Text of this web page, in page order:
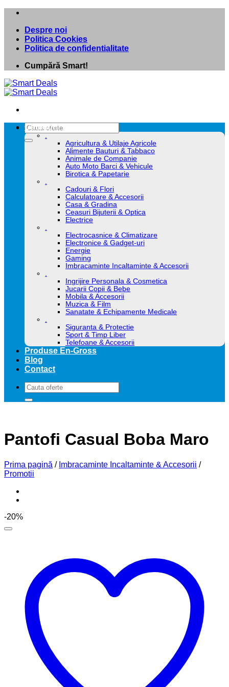
Skip
contentDespre noi
Politica Cookies
Politica de confidentialitate
Cumpără Smart!
Caută
după:
Categorii
.
Agricultura & Utilaje Agricole
Alimente Bauturi & Tabbaco
Animale de Companie
Auto Moto Barci & Vehicule
Birotica & Papetarie
.
Cadouri & Flori
Calculatoare & Accesorii
Casa & Gradina
Ceasuri Bijuterii & Optica
Electrice
.
Electrocasnice & Climatizare
Electronice & Gadget-uri
Energie
Gaming
Imbracaminte Incaltaminte & Accesorii
.
Ingrijire Personala & Cosmetica
Jucarii Copii & Bebe
Mobila & Accesorii
Muzica & Film
Sanatate & Echipamente Medicale
.
Siguranta & Protectie
Sport & Timp Liber
Telefoane & Accesorii
Produse En-Gross
Blog
Contact
Caută
după:
Pantofi Casual Boba Maro
Prima pagină / Imbracaminte Incaltaminte & Accesorii /
Promotii
-20%